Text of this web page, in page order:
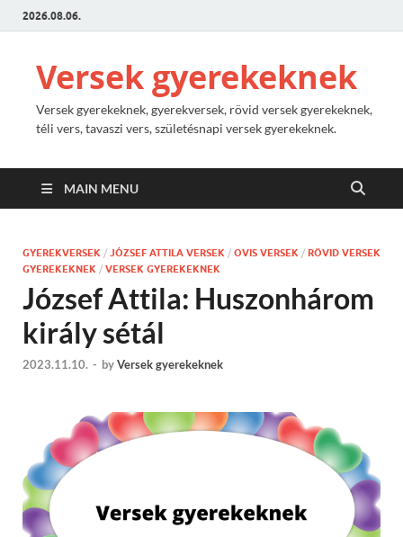
2026.08.06.
Versek gyerekeknek
Versek gyerekeknek, gyerekversek, rövid versek gyerekeknek,
téli vers, tavaszi vers, születésnapi versek gyerekeknek.
MAIN MENU
GYEREKVERSEK / JÓZSEF ATTILA VERSEK / OVIS VERSEK / RÖVID VERSEK
GYEREKEKNEK / VERSEK GYEREKEKNEK
József Attila: Huszonhárom
király sétál
2023.11.10. - byVersek gyerekeknek